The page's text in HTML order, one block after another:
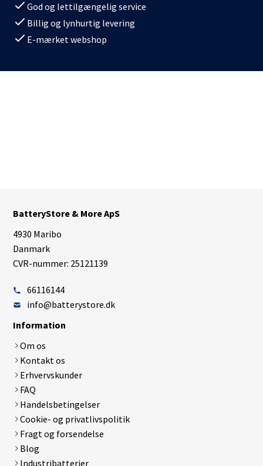
God og lettilgængelig service
Billig og lynhurtig levering
E-mærket webshop
BatteryStore & More ApS
4930 Maribo
Danmark
CVR-nummer: 25121139
66116144
info@batterystore.dk
Information
Om os
Kontakt os
Erhvervskunder
FAQ
Handelsbetingelser
Cookie- og privatlivspolitik
Fragt og forsendelse
Blog
Industribatterier